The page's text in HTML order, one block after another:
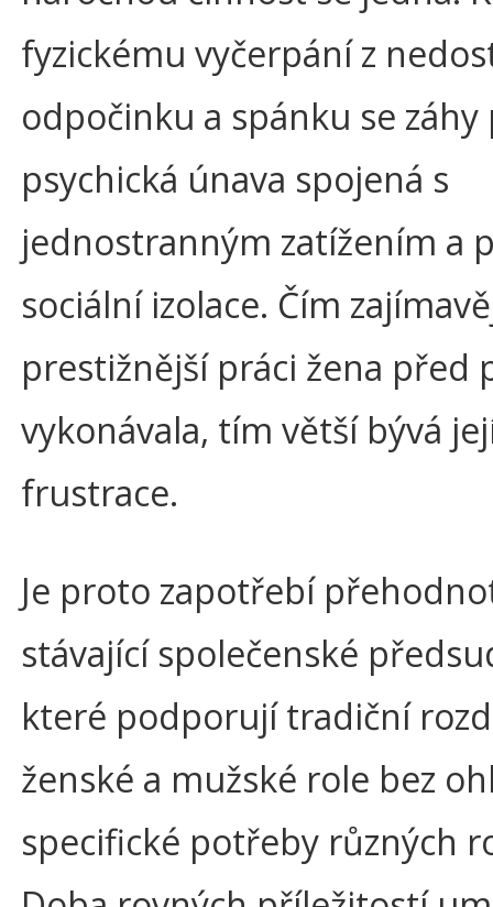
fyzickému vyčerpání z
odpočinku a spánku se záhy
psychická únava spojená s
jednostranným zatížením a
sociální izolace. Čím
prestižnější práci žena před
vykonávala, tím větší bývá
frustrace.
Je proto zapotřebí
stávající společenské
které podporují tradiční
ženské a mužské role bez
specifické potřeby různých